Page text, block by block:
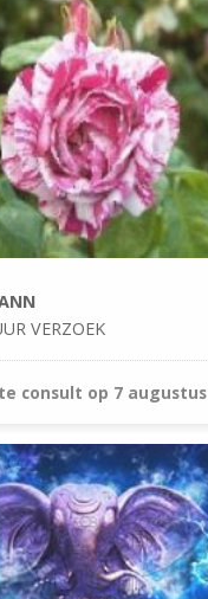
VERZOEK
consult op 7 augustus